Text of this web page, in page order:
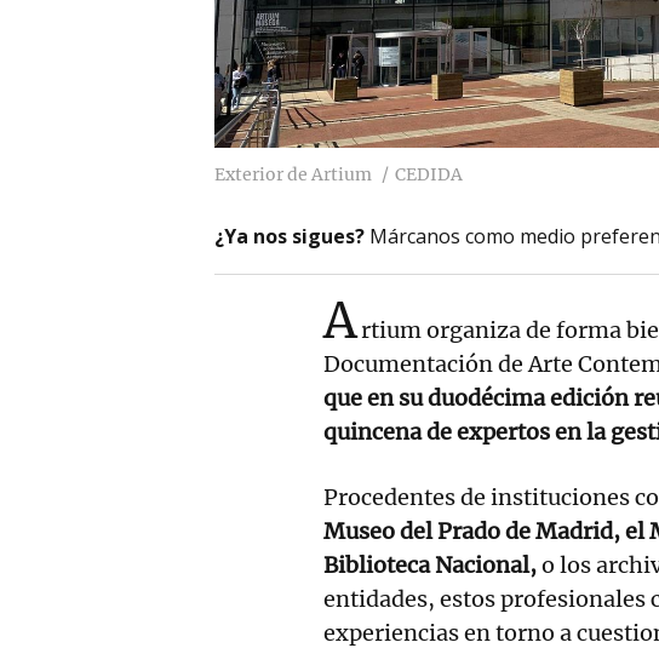
Exterior de Artium CEDIDA
¿Ya nos sigues? Márcanos como medio
Artium organiza de forma
Documentación de Arte
que en su duodécima edición
quincena de expertos en la
Procedentes de instituciones
Museo del Prado de Madrid, el
Biblioteca Nacional,o los
entidades, estos
experiencias en torno a